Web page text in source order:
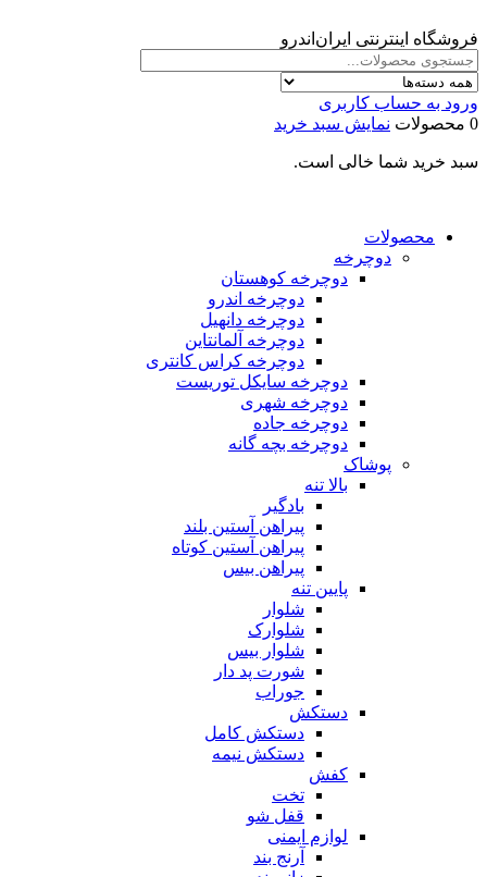
فروشگاه اینترنتی ایران‌اندرو
ورود به حساب کاربری
0 محصولات
نمایش سبد خرید
سبد خرید شما خالی است.
محصولات
دوچرخه
دوچرخه کوهستان
دوچرخه اندرو
دوچرخه دانهیل
دوچرخه آلمانتاین
دوچرخه کراس کانتری
دوچرخه سایکل توریست
دوچرخه شهری
دوچرخه جاده
دوچرخه بچه گانه
پوشاک
بالا تنه
بادگیر
پیراهن آستین بلند
پیراهن آستین کوتاه
پیراهن بیس
پایین تنه
شلوار
شلوارک
شلوار بیس
شورت پد دار
جوراب
دستکش
دستکش کامل
دستکش نیمه
کفش
تخت
قفل شو
لوازم ایمنی
آرنج بند